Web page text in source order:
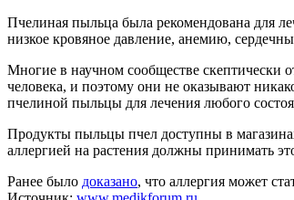
Пчелиная пыльца была рекомендована для
низкое кровяное давление, анемию,
Многие в научном сообществе скептически
человека, и поэтому они не оказывают
пчелиной пыльцы для лечения любого
Продукты пыльцы пчел доступны в
аллергией на растения должны принимать
Ранее было доказано, что аллергия может